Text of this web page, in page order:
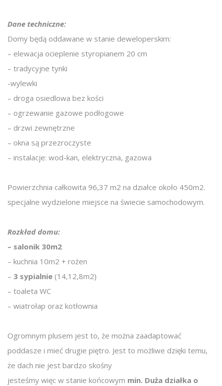
Dane techniczne:
Domy będą oddawane w stanie deweloperskim:
– elewacja ocieplenie styropianem 20 cm
– tradycyjne tynki
-wylewki
– droga osiedlowa bez kości
– ogrzewanie gazowe podłogowe
– drzwi zewnętrzne
– okna są przezroczyste
– instalacje: wod-kan, elektryczna, gazowa
Powierzchnia całkowita 96,37 m2 na działce około 450m2.
specjalne wydzielone miejsce na świecie samochodowym.
Rozkład domu:
– salonik 30m2
– kuchnia 10m2 + rożen
– 3 sypialnie (14,12,8m2)
– toaleta WC
– wiatrołap oraz kotłownia
Ogromnym plusem jest to, że można zaadaptować
poddasze i mieć drugie piętro. Jest to możliwe dzięki temu,
że dach nie jest bardzo skośny
jesteśmy więc w stanie końcowym min. Duża działka o